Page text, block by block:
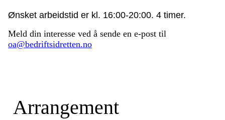
Ønsket arbeidstid er kl. 16:00-20:00. 4 timer.
Meld din interesse ved å sende en e-post til
oa@bedriftsidretten.no
Arrangement